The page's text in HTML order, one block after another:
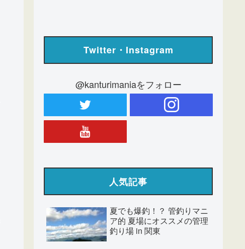
Twitter・Instagram
@kanturimaniaをフォロー
人気記事
夏でも爆釣！？ 管釣りマニ
ア的 夏場にオススメの管理
釣り場 in 関東